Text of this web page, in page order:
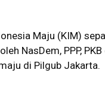
Maju (KIM)
NasDem, PPP,
di Pilgub Jakarta.